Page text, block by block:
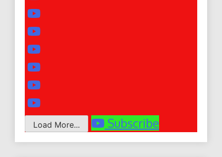
Load More... Subscribe